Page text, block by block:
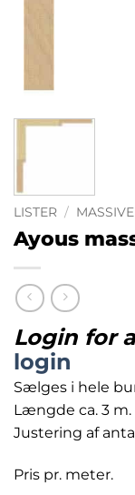
LISTER /
Ayous
Login for
login
Sælges i hele
Længde ca. 3 m.
Justering af
Pris pr. meter.